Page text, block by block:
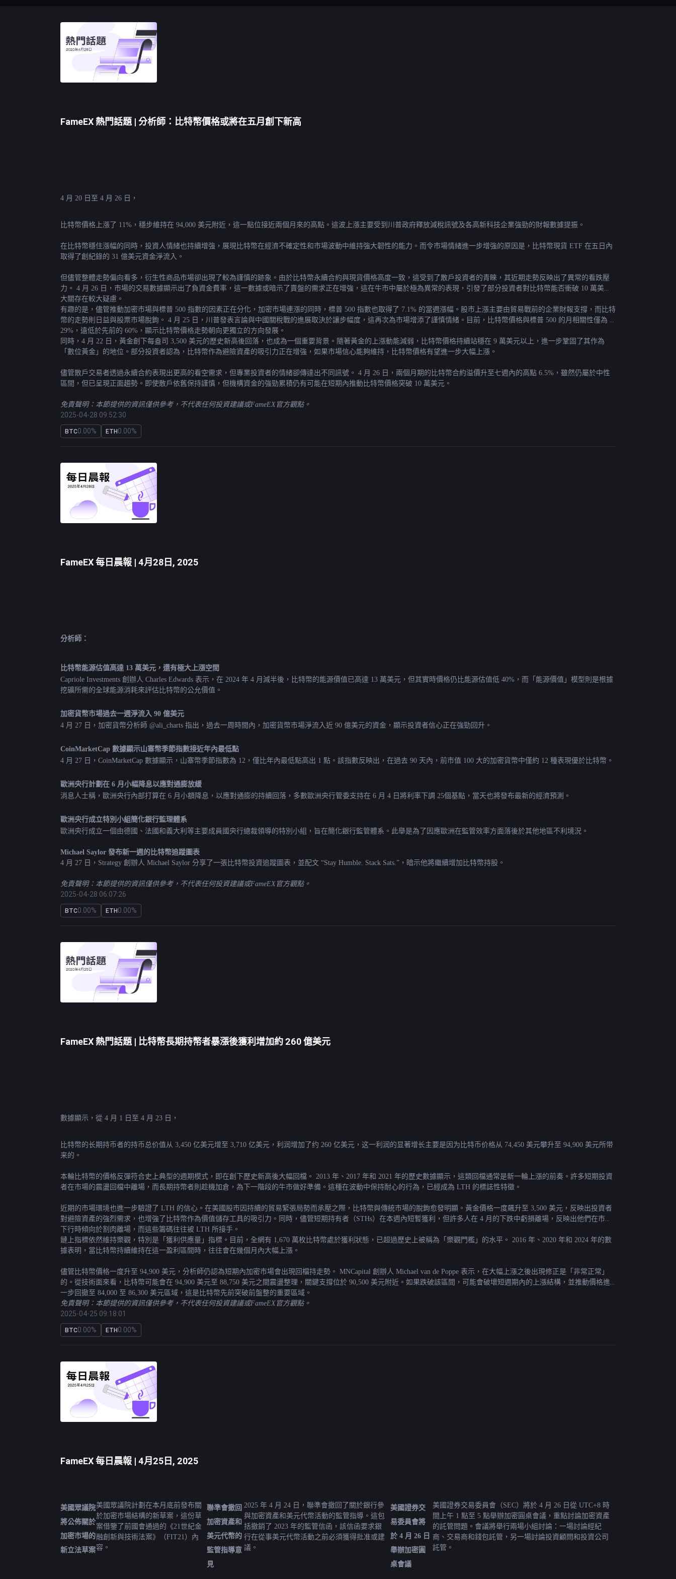
FameEX 熱門話題 | 分析師：比特幣價格或將在五月創下新高
4 月 20 日至 4 月 26 日，
比特幣價格上漲了 11%，穩步維持在 94,000 美元附近，這一點位接近兩個月來的高點。這波上漲主要受到川普政府釋放減稅訊號及各高新科技企業強勁的財報數據提振。
在比特幣穩住漲幅的同時，投資人情緒也持續增強，展現比特幣在經濟不確定性和市場波動中維持強大韌性的能力。而令市場情緒進一步增強的原因是，比特幣現貨 ETF 在五日內
取得了創紀錄的 31 億美元資金淨流入。
但儘管整體走勢偏向看多，衍生性商品市場卻出現了較為謹慎的跡象。由於比特幣永續合約與現貨價格高度一致，這受到了散戶投資者的青睞，其近期走勢反映出了異常的看跌壓
力。 4 月 26 日，市場的交易數據顯示出了負資金費率，這一數據或暗示了賣盤的需求正在增強，這在牛市中屬於極為異常的表現，引發了部分投資者對比特幣能否衝破 10 萬美元
大關存在較大疑慮。
有趣的是，儘管推動加密市場與標普 500 指數的因素正在分化，加密市場連漲的同時，標普 500 指數也取得了 7.1% 的當週漲幅。股市上漲主要由貿易戰前的企業財報支撐，而比特
幣的走勢則日益與股票市場脫鉤。 4 月 25 日，川普發表言論與中國關稅戰的進展取決於讓步幅度，這再次為市場增添了謹慎情緒。目前，比特幣價格與標普 500 的月相關性僅為
29%，遠低於先前的 60%，顯示比特幣價格走勢朝向更獨立的方向發展。
同時，4 月 22 日，黃金創下每盎司 3,500 美元的歷史新高後回落，也成為一個重要背景。隨著黃金的上漲動能減弱，比特幣價格持續站穩在 9 萬美元以上，進一步鞏固了其作為
「數位黃金」的地位。部分投資者認為，比特幣作為避險資產的吸引力正在增強，如果市場信心能夠維持，比特幣價格有望進一步大幅上漲。
儘管散戶交易者透過永續合約表現出更高的看空需求，但專業投資者的情緒卻傳達出不同訊號。 4 月 26 日，兩個月期的比特幣合約溢價升至七週內的高點 6.5%，雖然仍屬於中性
區間，但已呈現正面趨勢。即使散戶依舊保持謹慎，但機構資金的強勁累積仍有可能在短期內推動比特幣價格突破 10 萬美元。
免責聲明：本節提供的資訊僅供參考，不代表任何投資建議或FameEX官方觀點。
2025-04-28 09:52:30
BTC0.00% ETH0.00%
FameEX 每日晨報 | 4月28日, 2025
分析師：
比特幣能源估值高達 13 萬美元，還有極大上漲空間
Capriole Investments 創辦人 Charles Edwards 表示，在 2024 年 4 月減半後，比特幣的能源價值已高達 13 萬美元，但其實時價格仍比能源估值低 40%，而「能源價值」模型則是根據
挖礦所需的全球能源消耗來評估比特幣的公允價值。
加密貨幣市場過去一週淨流入 90 億美元
4 月 27 日，加密貨幣分析師 @ali_charts 指出，過去一周時間內，加密貨幣市場淨流入近 90 億美元的資金，顯示投資者信心正在強勁回升。
CoinMarketCap 數據顯示山寨幣季節指數接近年內最低點
4 月 27 日，CoinMarketCap 數據顯示，山寨幣季節指數為 12，僅比年內最低點高出 1 點。該指數反映出，在過去 90 天內，前市值 100 大的加密貨幣中僅約 12 種表現優於比特幣。
歐洲央行計劃在 6 月小幅降息以應對通膨放緩
消息人士稱，歐洲央行內部打算在 6 月小額降息，以應對通膨的持續回落，多數歐洲央行管委支持在 6 月 4 日將利率下調 25個基點，當天也將發布最新的經濟預測。
歐洲央行成立特別小組簡化銀行監理體系
歐洲央行成立一個由德國、法國和義大利等主要成員國央行總裁領導的特別小組，旨在簡化銀行監管體系。此舉是為了因應歐洲在監管效率方面落後於其他地區不利境況。
Michael Saylor 發布新一週的比特幣追蹤圖表
4 月 27 日，Strategy 創辦人 Michael Saylor 分享了一張比特幣投資追蹤圖表，並配文 “Stay Humble. Stack Sats.”，暗示他將繼續增加比特幣持股。
免責聲明：本節提供的資訊僅供參考，不代表任何投資建議或FameEX官方觀點。
2025-04-28 06:07:26
BTC0.00% ETH0.00%
FameEX 熱門話題 | 比特幣長期持幣者暴漲後獲利增加約 260 億美元
數據顯示，從 4 月 1 日至 4 月 23 日，
比特幣的长期持币者的持币总价值从 3,450 亿美元增至 3,710 亿美元，利润增加了约 260 亿美元，这一利润的显著增长主要是因为比特币价格从 74,450 美元攀升至 94,900 美元所带
来的。
本輪比特幣的價格反彈符合史上典型的週期模式，即在創下歷史新高後大幅回檔。 2013 年、2017 年和 2021 年的歷史數據顯示，這類回檔通常是新一輪上漲的前奏。許多短期投資
者在市場的震盪回檔中離場，而長期持幣者則趁機加倉，為下一階段的牛市做好準備。這種在波動中保持耐心的行為，已經成為 LTH 的標誌性特徵。
近期的市場環境也進一步驗證了 LTH 的信心。在美國股市因持續的貿易緊張局勢而承壓之際，比特幣與傳統市場的脫鉤愈發明顯。黃金價格一度飆升至 3,500 美元，反映出投資者
對避險資產的強烈需求，也增強了比特幣作為價值儲存工具的吸引力。同時，儘管短期持有者（STHs）在本週內短暫獲利，但許多人在 4 月的下跌中虧損離場，反映出他們在市場
下行時傾向於割肉離場，而這些籌碼往往被 LTH 所接手。
鏈上指標依然維持樂觀，特別是「獲利供應量」指標。目前，全網有 1,670 萬枚比特幣處於獲利狀態，已超過歷史上被稱為「樂觀門檻」的水平。 2016 年、2020 年和 2024 年的數
據表明，當比特幣持續維持在這一盈利區間時，往往會在幾個月內大幅上漲。
儘管比特幣價格一度升至 94,900 美元，分析師仍認為短期內加密市場會出現回檔持走勢。 MNCapital 創辦人 Michael van de Poppe 表示，在大幅上漲之後出現修正是「非常正常」
的。從技術面來看，比特幣可能會在 94,900 美元至 88,750 美元之間震盪整理，關鍵支撐位於 90,500 美元附近。如果跌破該區間，可能會破壞短週期內的上漲結構，並推動價格進
一步回撤至 84,000 至 86,300 美元區域，這是比特幣先前突破前盤整的重要區域。
免責聲明：本節提供的資訊僅供參考，不代表任何投資建議或FameEX官方觀點。
2025-04-25 09:18:01
BTC0.00% ETH0.00%
FameEX 每日晨報 | 4月25日, 2025
美國眾議院
將公佈關於
加密市場的
新立法草案
美國眾議院計劃在本月底前發布關
於加密市場結構的新草案，這份草
案借鑒了前國會通過的《21世紀金
融創新與技術法案》（FIT21）內
容。
聯準會撤回
加密資產和
美元代幣的
監管指導意
見
2025 年 4 月 24 日，聯準會撤回了關於銀行參
與加密資產和美元代幣活動的監管指導。這包
括撤銷了 2023 年的監管信函，該信函要求銀
行在從事美元代幣活動之前必須獲得批准或建
議。
美國證券交
易委員會將
於 4 月 26 日
舉辦加密圓
桌會議
美國證券交易委員會（SEC）將於 4 月 26 日從 UTC+8 時
間上午 1 點至 5 點舉辦加密圓桌會議，重點討論加密資產
的託管問題。會議將舉行兩場小組討論：一場討論經紀
商、交易商和錢包託管，另一場討論投資顧問和投資公司
託管。